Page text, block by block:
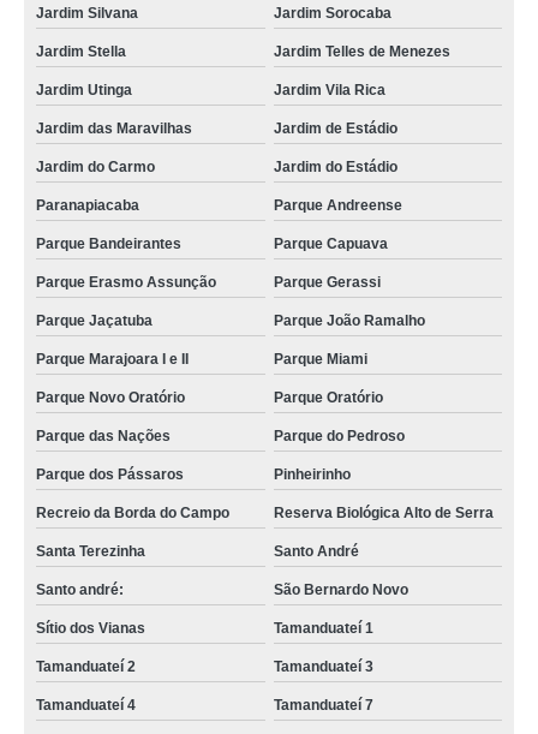
Jardim Silvana Jardim Sorocaba
Jardim Stella Jardim Telles de Menezes
Jardim Utinga Jardim Vila Rica
Jardim das Maravilhas Jardim de Estádio
Jardim do Carmo Jardim do Estádio
Paranapiacaba Parque Andreense
Parque Bandeirantes Parque Capuava
Parque Erasmo Assunção Parque Gerassi
Parque Jaçatuba Parque João Ramalho
Parque Marajoara I e II Parque Miami
Parque Novo Oratório Parque Oratório
Parque das Nações Parque do Pedroso
Parque dos Pássaros Pinheirinho
Recreio da Borda do Campo Reserva Biológica Alto de Serra
Santa Terezinha Santo André
Santo andré: São Bernardo Novo
Sítio dos Vianas Tamanduateí 1
Tamanduateí 2 Tamanduateí 3
Tamanduateí 4 Tamanduateí 7